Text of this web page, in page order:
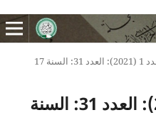
مجلد 17 عدد 1 (2021): العدد 31: السنة